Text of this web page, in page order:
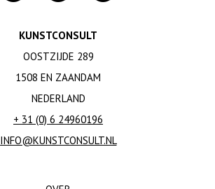
KUNSTCONSULT
OOSTZIJDE 289
1508 EN ZAANDAM
NEDERLAND
+ 31 (0) 6 24960196
INFO@KUNSTCONSULT.NL